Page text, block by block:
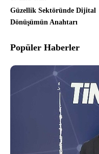
Güzellik Sektöründe Dijital
Dönüşümün Anahtarı
Popüler Haberler